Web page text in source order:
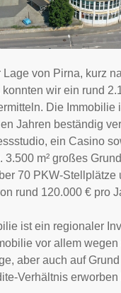
Lage von Pirna, kurz
wir ein rund
Die Immobilie
Jahren beständig
ein Casino
3.500 m² großes
70 PKW-Stellplätze
rund 120.000 € pro
ist ein regionaler
vor allem wegen
aber auch auf
Verhältnis erworben